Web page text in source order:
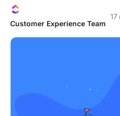
Customer Experience Team
17